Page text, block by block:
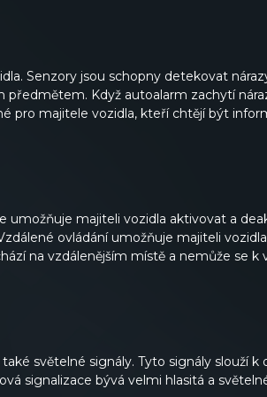
Senzory jsou schopny detekovat
předmětem. Když autoalarm zachytí
pro majitele vozidla, kteří chtějí být
umožňuje majiteli vozidla aktivovat a
ovládání umožňuje majiteli
na vzdálenějším místě a nemůže se k
světelné signály. Tyto signály slouží k
signalizace bývá velmi hlasitá a